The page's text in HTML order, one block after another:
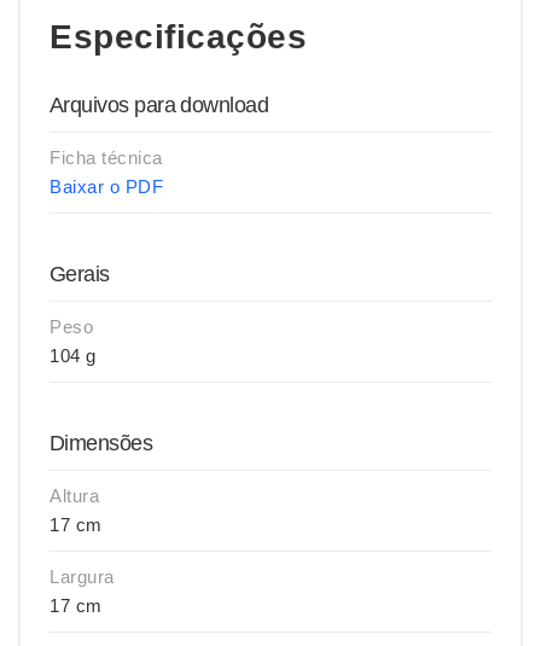
Especificações
Arquivos para download
Ficha técnica
Baixar o PDF
Gerais
Peso
104 g
Dimensões
Altura
17 cm
Largura
17 cm